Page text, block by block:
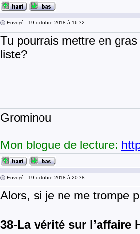
Envoyé : 19 octobre 2018 à 16:22
Tu pourrais mettre en
liste?
Grominou
Mon blogue de lecture:
Envoyé : 19 octobre 2018 à 20:28
Alors, si je ne me trompe
38-La vérité sur l’affaire